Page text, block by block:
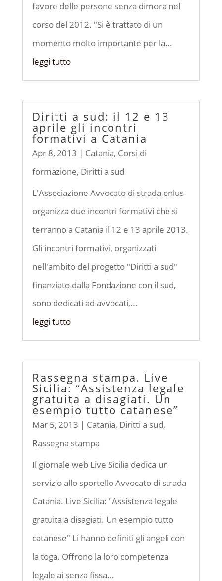
favore delle persone senza dimora nel
corso del 2012. "Si è trattato di un
momento molto importante per la...
leggi tutto
Diritti a sud: il 12 e 13
aprile gli incontri
formativi a Catania
Apr 8, 2013 | Catania, Corsi di
formazione, Diritti a sud
L'Associazione Avvocato di strada onlus
organizza due incontri formativi che si
terranno a Catania il 12 e 13 aprile 2013.
Gli incontri formativi, organizzati
nell'ambito del progetto "Diritti a sud"
finanziato dalla Fondazione con il sud,
sono dedicati ad avvocati,...
leggi tutto
Rassegna stampa. Live
Sicilia: “Assistenza legale
gratuita a disagiati. Un
esempio tutto catanese”
Mar 5, 2013 | Catania, Diritti a sud,
Rassegna stampa
Il giornale web Live Sicilia dedica un
servizio allo sportello Avvocato di strada
Catania. Live Sicilia: "Assistenza legale
gratuita a disagiati. Un esempio tutto
catanese" Li hanno definiti gli angeli con
la toga. Offrono la loro competenza
legale ai senza fissa...